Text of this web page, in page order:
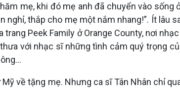
mẹ, khi đó mẹ anh đã chuyển vào sống
thắp cho mẹ một nắm nhang!”. Ít lâu
Peek Family ở Orange County, nơi
với nhạc sĩ những tình cảm quý trọng
về tặng mẹ. Nhưng ca sĩ Tân Nhân chỉ